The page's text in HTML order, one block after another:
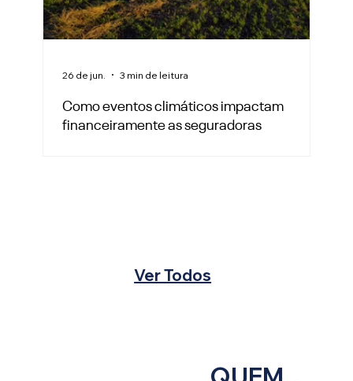
Como eventos climáticos impactam
financeiramente as seguradoras
26 de jun. 3 min de leitura
Ver Todos